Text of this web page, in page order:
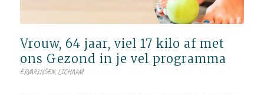
Vrouw, 64 jaar, viel 17 kilo af met
ons Gezond in je vel programma
ERVARINGEN, LICHAAM